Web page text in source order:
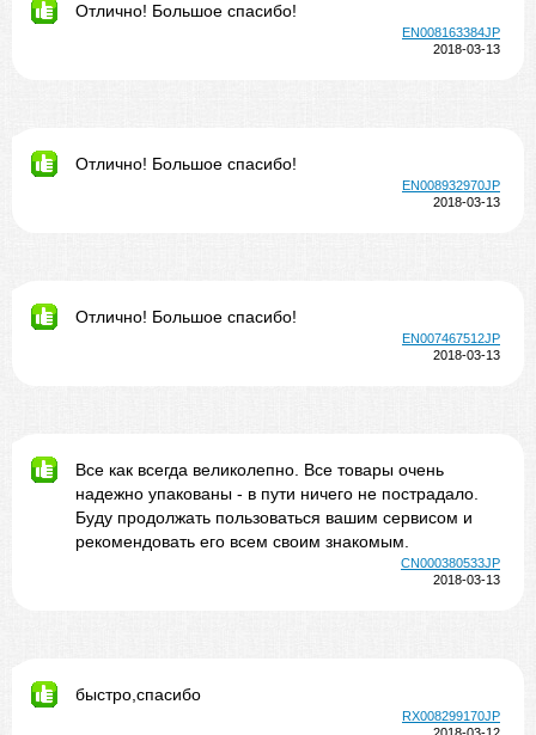
Отлично! Большое спасибо!
EN008163384JP
2018-03-13
Отлично! Большое спасибо!
EN008932970JP
2018-03-13
Отлично! Большое спасибо!
EN007467512JP
2018-03-13
Все как всегда великолепно. Все товары очень
надежно упакованы - в пути ничего не пострадало.
Буду продолжать пользоваться вашим сервисом и
рекомендовать его всем своим знакомым.
CN000380533JP
2018-03-13
быстро,спасибо
RX008299170JP